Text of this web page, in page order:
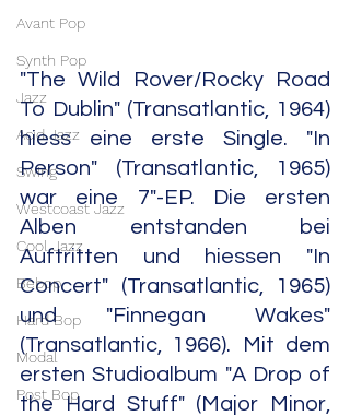
Avant Pop
Synth Pop
Jazz
Acid Jazz
Swing
Westcoast Jazz
Cool Jazz
Bebop
Hard Bop
Modal
Post Bop
"The Wild Rover/Rocky Road
To Dublin" (Transatlantic, 1964)
hiess eine erste Single. "In
Person" (Transatlantic, 1965)
war eine 7"-EP. Die ersten
Alben entstanden bei
Auftritten und hiessen "In
Concert" (Transatlantic, 1965)
und "Finnegan Wakes"
(Transatlantic, 1966). Mit dem
ersten Studioalbum "A Drop of
the Hard Stuff" (Major Minor,